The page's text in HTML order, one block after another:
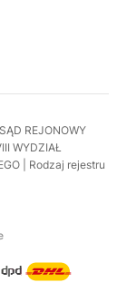
REJONOWY
WYDZIAŁ
| Rodzaj rejestru